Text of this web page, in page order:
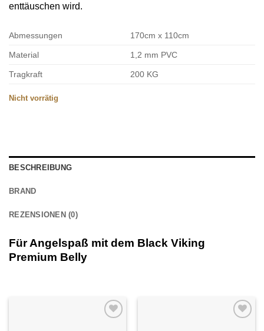
enttäuschen wird.
Abmessungen 170cm x 110cm
Material 1,2 mm PVC
Tragkraft 200 KG
Nicht vorrätig
BESCHREIBUNG
BRAND
REZENSIONEN (0)
Für Angelspaß mit dem Black Viking
Premium Belly